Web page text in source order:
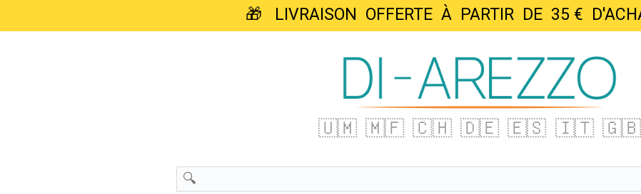
🎁 LIVRAISON OFFERTE À PARTIR DE 35 €
🇺🇲 🇲🇫 🇨🇭 🇩🇪 🇪🇸 🇮🇹 🇬🇧